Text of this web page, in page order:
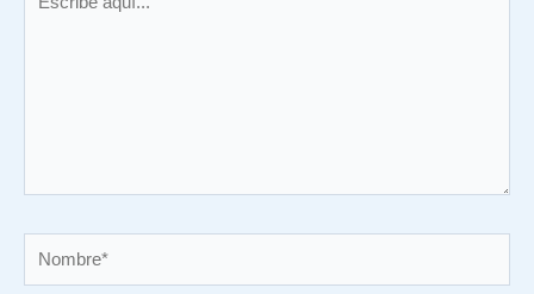
aquí...